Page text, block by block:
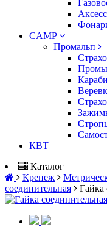
CAMP
Промальп
КВТ
Каталог
Крепеж
соединительная
Гайка